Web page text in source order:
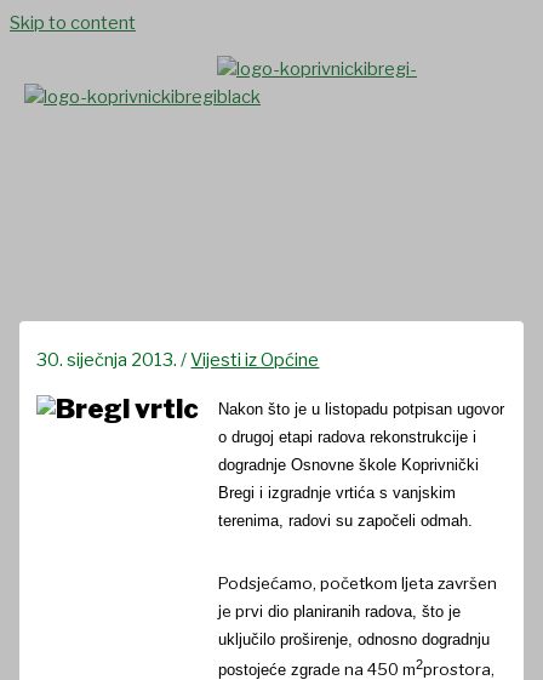
Skip to content
30. siječnja 2013./Vijesti iz Općine
Nakon što je u listopadu potpisan ugovor
o drugoj etapi radova rekonstrukcije i
dogradnje Osnovne škole Koprivnički
Bregi i izgradnje vrtića s vanjskim
terenima, radovi su započeli odmah.
Podsjećamo, početkom ljeta završen
je prvi dio planiranih radova, što je
uključilo proširenje, odnosno dogradnju
postojeće zgrade na 450 m2prostora,